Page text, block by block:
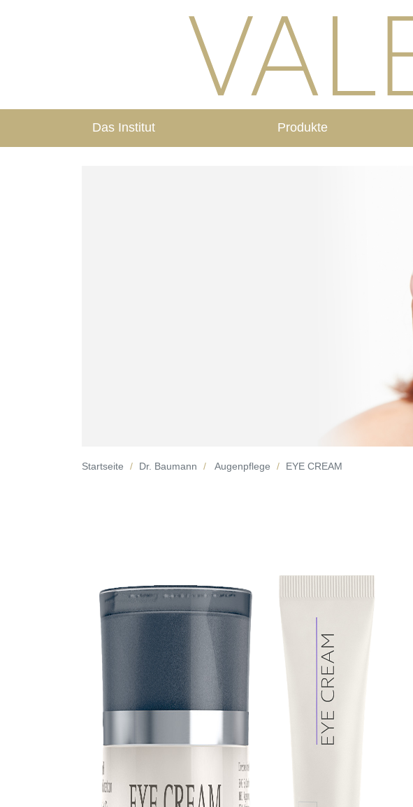
Das Institut Produkte
Startseite Dr. Baumann Augenpflege EYE CREAM